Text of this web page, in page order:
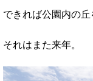
できれば公園内の丘
それはまた来年。